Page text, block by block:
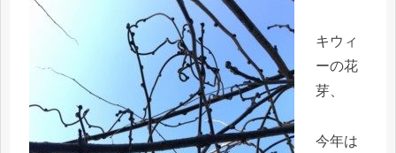
キウィ
ーの花
芽、
今年は